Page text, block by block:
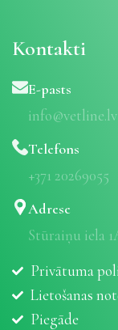
Kontakti
E-pasts
info@vetline.lv
Telefons
+371 20269055
Adrese
Stūraiņu iela
Privātuma
Lietošanas
Piegāde